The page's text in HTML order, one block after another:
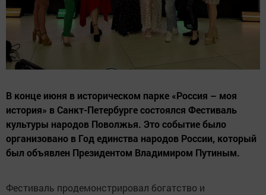
В конце июня в историческом парке «Россия – моя
история» в Санкт-Петербурге состоялся Фестиваль
культуры народов Поволжья. Это событие было
организовано в Год единства народов России, который
был объявлен Президентом Владимиром Путиным.
Фестиваль продемонстрировал богатство и